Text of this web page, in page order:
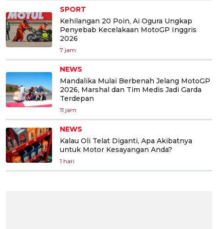
SPORT
Kehilangan 20 Poin, Ai Ogura Ungkap
Penyebab Kecelakaan MotoGP Inggris
2026
7 jam
NEWS
Mandalika Mulai Berbenah Jelang MotoGP
2026, Marshal dan Tim Medis Jadi Garda
Terdepan
11 jam
NEWS
Kalau Oli Telat Diganti, Apa Akibatnya
untuk Motor Kesayangan Anda?
1 hari